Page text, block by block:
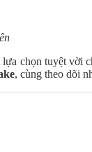
chọn tuyệt vời
, cùng theo dõi